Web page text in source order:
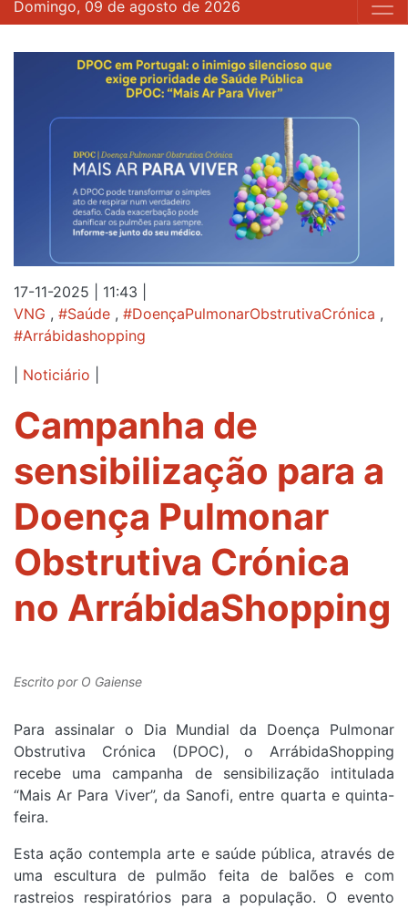
Domingo, 09 de agosto de 2026
17-11-2025 | 11:43
VNG , #Saúde , #DoençaPulmonarObstrutivaCrónica ,
#Arrábidashopping
Noticiário
Campanha de
sensibilização para a
Doença Pulmonar
Obstrutiva Crónica
no ArrábidaShopping
Escrito por O Gaiense
Para assinalar o Dia Mundial da Doença Pulmonar
Obstrutiva Crónica (DPOC), o ArrábidaShopping
recebe uma campanha de sensibilização intitulada
“Mais Ar Para Viver”, da Sanofi, entre quarta e quinta-
feira.
Esta ação contempla arte e saúde pública, através de
uma escultura de pulmão feita de balões e com
rastreios respiratórios para a população. O evento